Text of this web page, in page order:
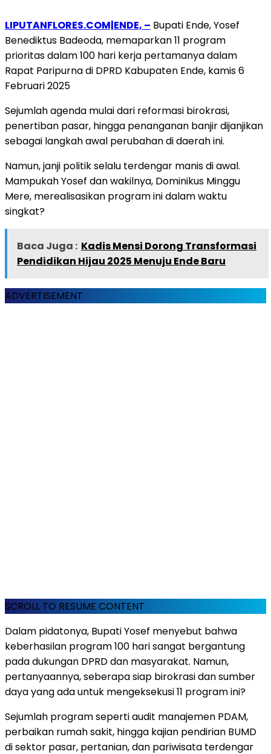
LIPUTANFLORES.COM|ENDE, – Bupati Ende, Yosef
Benediktus Badeoda, memaparkan 11 program
prioritas dalam 100 hari kerja pertamanya dalam
Rapat Paripurna di DPRD Kabupaten Ende, kamis 6
Februari 2025
Sejumlah agenda mulai dari reformasi birokrasi,
penertiban pasar, hingga penanganan banjir dijanjikan
sebagai langkah awal perubahan di daerah ini.
Namun, janji politik selalu terdengar manis di awal.
Mampukah Yosef dan wakilnya, Dominikus Minggu
Mere, merealisasikan program ini dalam waktu
singkat?
Baca Juga : Kadis Mensi Dorong Transformasi
Pendidikan Hijau 2025 Menuju Ende Baru
ADVERTISEMENT
SCROLL TO RESUME CONTENT
Dalam pidatonya, Bupati Yosef menyebut bahwa
keberhasilan program 100 hari sangat bergantung
pada dukungan DPRD dan masyarakat. Namun,
pertanyaannya, seberapa siap birokrasi dan sumber
daya yang ada untuk mengeksekusi 11 program ini?
Sejumlah program seperti audit manajemen PDAM,
perbaikan rumah sakit, hingga kajian pendirian BUMD
di sektor pasar, pertanian, dan pariwisata terdengar